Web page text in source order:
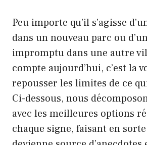
Peu importe qu’il s’agisse
dans un nouveau parc ou
impromptu dans une autre
compte aujourd’hui, c’est la
repousser les limites de ce
Ci-dessous, nous
avec les meilleures options
chaque signe, faisant en